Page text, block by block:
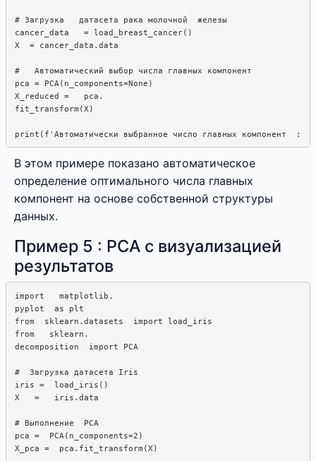
# Загрузка   датасета рака молочной  железы
cancer_data   = load_breast_cancer()
X  = cancer_data.data
#   Автоматический выбор числа главных компонент
pca = PCA(n_components=None)
X_reduced =   pca.
fit_transform(X)
В этом примере показано автоматическое
определение оптимального числа главных
компонент на основе собственной структуры
данных.
Пример 5 : PCA с визуализацией
результатов
import   matplotlib.
pyplot  as plt
from  sklearn.datasets  import load_iris
from   sklearn.
decomposition  import PCA
#  Загрузка датасета Iris
iris =  load_iris()
X   =   iris.data
# Выполнение  PCA
pca =  PCA(n_components=2)
X_pca =  pca.fit_transform(X)